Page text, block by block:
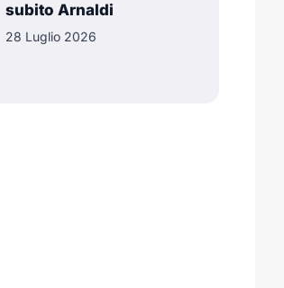
subito Arnaldi
28 Luglio 2026